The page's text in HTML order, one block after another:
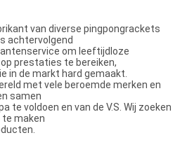
van diverse pingpongrackets
achtervolgend
om leeftijdloze
prestaties te bereiken,
in de markt hard gemaakt.
met vele beroemde merken en
samen
te voldoen en van de V.S. Wij zoeken
te maken